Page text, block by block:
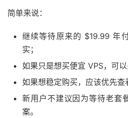
简单来说：
继续等待原来的 $19.99 年
实；
如果只是想买便宜 VPS，可以
如果想稳定购买，应该优先查
新用户不建议因为等待老套
案。